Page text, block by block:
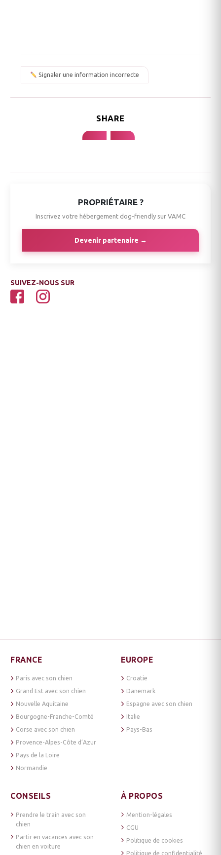
Signaler une information incorrecte
SHARE
PROPRIÉTAIRE ?
Inscrivez votre hébergement dog-friendly sur VAMC
Devenir partenaire →
SUIVEZ-NOUS SUR
FRANCE
Paris avec son chien
Grand Est avec son chien
Nouvelle Aquitaine
Bourgogne-Franche-Comté
Corse avec son chien
Provence-Alpes-Côte d’Azur
Pays de la Loire
Normandie
EUROPE
Croatie
Danemark
Espagne avec son chien
Italie
Pays-Bas
CONSEILS
Prendre le train avec son
chien
Partir en vacances avec son
chien en voiture
À PROPOS
Mention-légales
CGU
Politique de cookies
Politique de confidentialité